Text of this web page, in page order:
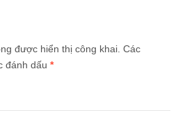
được hiển thị công khai. Các
đánh dấu *